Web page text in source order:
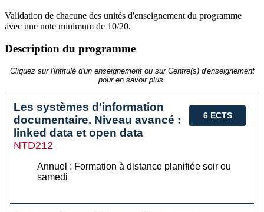
Validation de chacune des unités d'enseignement du programme
avec une note minimum de 10/20.
Description du programme
Cliquez sur l'intitulé d'un enseignement ou sur Centre(s) d'enseignement
pour en savoir plus.
6 ECTS
Les systèmes d'information
documentaire. Niveau avancé :
linked data et open data
NTD212
Annuel : Formation à distance planifiée soir ou
samedi